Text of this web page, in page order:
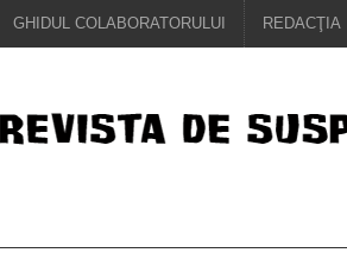
GHIDUL COLABORATORULUI REDACŢIA